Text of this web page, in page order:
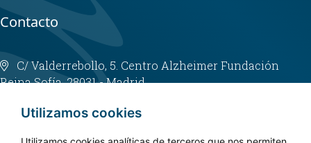
Utilizamos cookies
Contacto
C/ Valderrebollo, 5. Centro Alzheimer Fundación
Reina Sofía. 28031 - Madrid
info@fundacioncien.es
913 852 200